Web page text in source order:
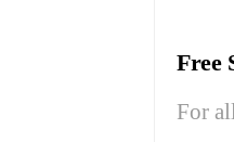
Free
For